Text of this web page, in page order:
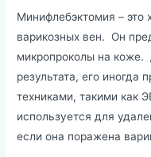
Минифлебэктомия – это
варикозных вен. Он
микропроколы на
результата, его иногда
техниками, такими как
используется для
если она поражена